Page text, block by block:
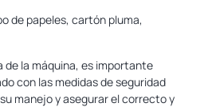
de papeles, cartón pluma,
de la máquina, es importante
con las medidas de seguridad
manejo y asegurar el correcto y